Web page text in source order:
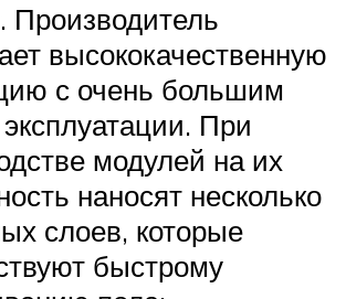
Производитель
высококачественную
с очень большим
При
модулей на их
наносят несколько
слоев, которые
быстрому